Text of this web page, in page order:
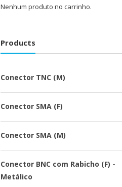
Nenhum produto no carrinho.
Products
Conector TNC (M)
Conector SMA (F)
Conector SMA (M)
Conector BNC com Rabicho (F) -
Metálico